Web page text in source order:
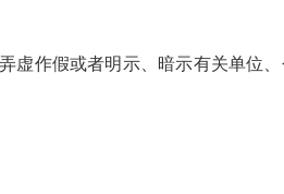
虚作假或者明示、暗示有关单位